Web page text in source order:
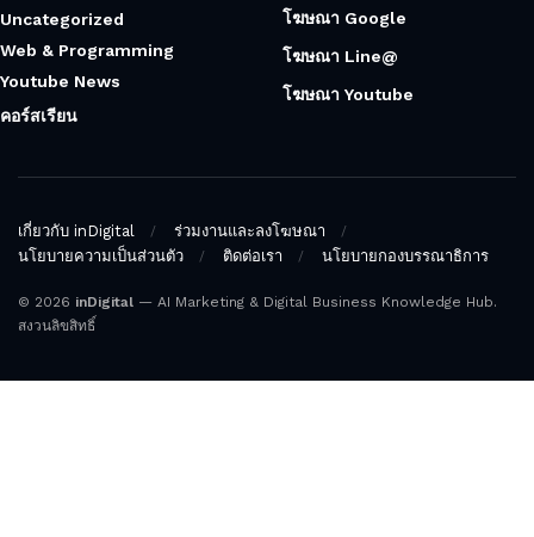
Uncategorized
Web & Programming
Youtube News
คอร์สเรียน
โฆษณา Google
โฆษณา Line@
โฆษณา Youtube
เกี่ยวกับ inDigital
ร่วมงานและลงโฆษณา
นโยบายความเป็นส่วนตัว
ติดต่อเรา นโยบายกองบรรณาธิการ
© 2026 inDigital — AI Marketing & Digital Business Knowledge Hub.
สงวนลิขสิทธิ์